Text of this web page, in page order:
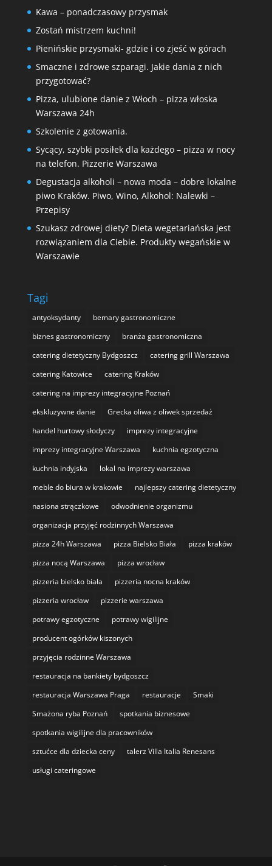
Kawa – ponadczasowy przysmak
Zostań mistrzem kuchni!
Pienińskie przysmaki- gdzie i co zjeść w górach
Smaczne i zdrowe szparagi. Jakie dania z nich
przygotować?
Pizza, ulubione danie z Włoch – pizza włoska
Warszawa 24h
Szkolenie z gotowania.
Sycący, szybki posiłek dla każdego – pizza w nocy
na telefon. Pizzerie Warszawa
Degustacja alkoholi – nowa moda – dobre lokalne
piwo Kraków. Piwo, Wino, Alkohol: Nalewki –
Przepisy
Szukasz zdrowej diety? Dieta wegetariańska jest
rozwiązaniem dla Ciebie. Produkty wegańskie w
Warszawie
Tagi
antyoksydanty
bemary gastronomiczne
biznes gastronomiczny
branża gastronomiczna
catering dietetyczny Bydgoszcz
catering grill Warszawa
catering Katowice
catering Kraków
catering na imprezy integracyjne Poznań
ekskluzywne danie
Grecka oliwa z oliwek sprzedaż
handel hurtowy słodyczy
imprezy integracyjne
imprezy integracyjne Warszawa
kuchnia egzotyczna
kuchnia indyjska
lokal na imprezy warszawa
meble do biura w krakowie
najlepszy catering dietetyczny
nasiona strączkowe
odwodnienie organizmu
organizacja przyjęć rodzinnych Warszawa
pizza 24h Warszawa
pizza Bielsko Biała
pizza kraków
pizza nocą Warszawa
pizza wrocław
pizzeria bielsko biała
pizzeria nocna kraków
pizzeria wrocław
pizzerie warszawa
potrawy egzotyczne
potrawy wigilijne
producent ogórków kiszonych
przyjęcia rodzinne Warszawa
restauracja na bankiety bydgoszcz
restauracja Warszawa Praga
restauracje
Smaki
Smażona ryba Poznań
spotkania biznesowe
spotkania wigilijne dla pracowników
sztućce dla dziecka ceny
talerz Villa Italia Renesans
usługi cateringowe